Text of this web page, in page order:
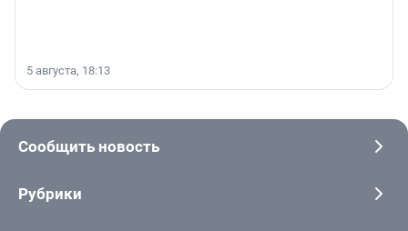
5 августа, 18:13
Сообщить новость
Рубрики